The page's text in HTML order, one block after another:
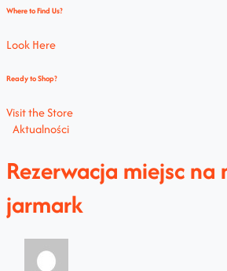
Where to Find Us?
Look Here
Ready to Shop?
Visit the Store
Aktualności
Rezerwacja miejsc na
jarmark